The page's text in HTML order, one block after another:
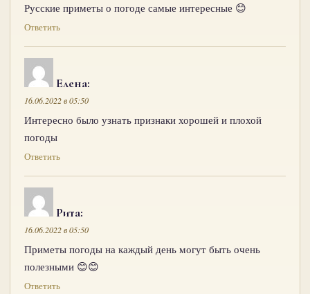
Русские приметы о погоде самые интересные 😊
Ответить
Елена:
16.06.2022 в 05:50
Интересно было узнать признаки хорошей и плохой
погоды
Ответить
Рита:
16.06.2022 в 05:50
Приметы погоды на каждый день могут быть очень
полезными 😊😊
Ответить